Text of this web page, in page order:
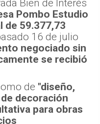
Bien de Interés
Pombo Estudio
59.377,73
16 de julio
negociado sin
se recibió
de "diseño,
decoración
para obras